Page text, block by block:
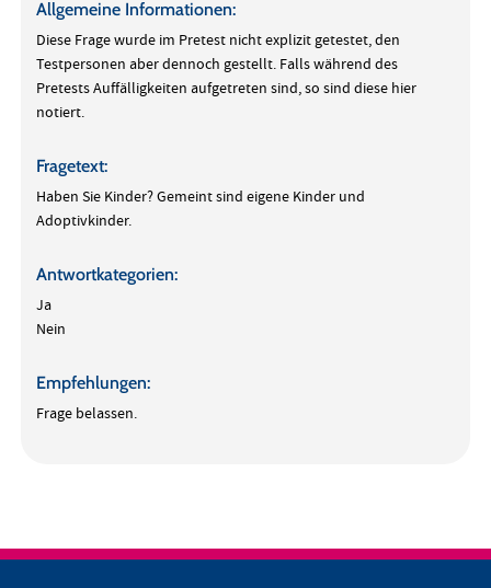
Allgemeine Informationen:
Diese Frage wurde im Pretest nicht explizit getestet, den
Testpersonen aber dennoch gestellt. Falls während des
Pretests Auffälligkeiten aufgetreten sind, so sind diese hier
notiert.
Fragetext:
Haben Sie Kinder? Gemeint sind eigene Kinder und
Adoptivkinder.
Antwortkategorien:
Ja
Nein
Empfehlungen:
Frage belassen.